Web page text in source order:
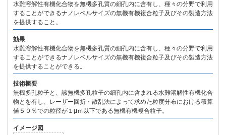
水難溶解性有機化合物を無機多孔質の細孔内に含有し、種々の分野で利用
することができるナノレベルサイズの無機有機複合粒子及びその製造方法
を提供すること。
効果
水難溶解性有機化合物を無機多孔質の細孔内に含有し、種々の分野で利用
することができるナノレベルサイズの無機有機複合粒子及びその製造方法
を提供することができる。
技術概要
無機多孔粒子と、該無機多孔粒子の細孔内に含まれる水難溶解性有機化合
物とを有し、レーザー回折・散乱法によって求めた粒度分布における積算
値５０％での粒径が１μｍ以下である無機有機複合粒子。
イメージ図